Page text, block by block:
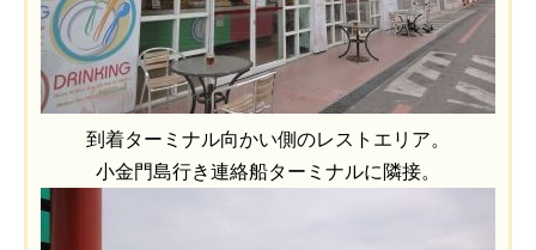
到着ターミナル向かい側のレストエリア。
小金門島行き連絡船ターミナルに隣接。